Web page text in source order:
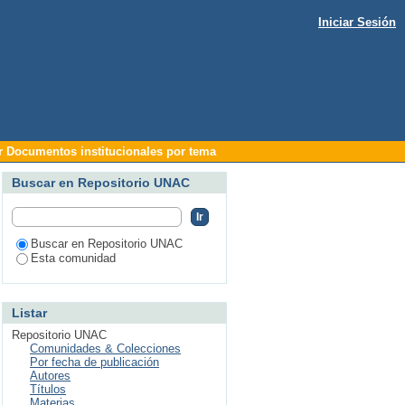
Iniciar Sesión
Documentos institucionales por tema
Buscar en Repositorio UNAC
Buscar en Repositorio UNAC
Esta comunidad
Listar
Repositorio UNAC
Comunidades & Colecciones
Por fecha de publicación
Autores
Títulos